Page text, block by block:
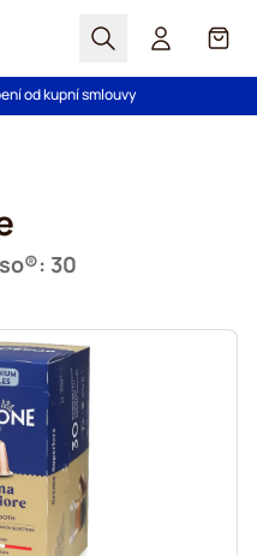
Hledat Košík
nad 1000,00Kč
od kupní smlouvy
30